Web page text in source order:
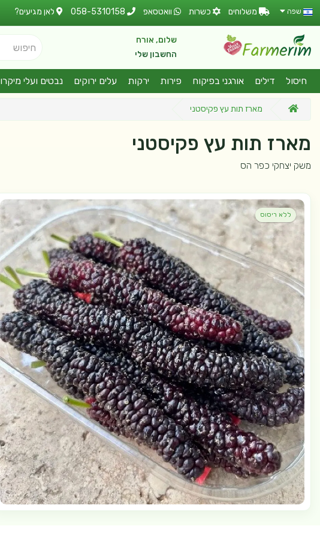
שפה משלוחים כשרות וואטסאפ 058-5310158 לאן מגיעים?
שלום, אורח
החשבון שלי
חיפוש
חיסול דילים אורגני בפיקוח פירות ירקות עלים ירוקים נבטים ועלי מיקרו
מארז תות עץ פקיסטני
מארז תות עץ פקיסטני
משק יצחקי כפר הס
ללא ריסוס